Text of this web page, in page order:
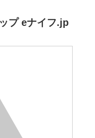
プ eナイフ.jp